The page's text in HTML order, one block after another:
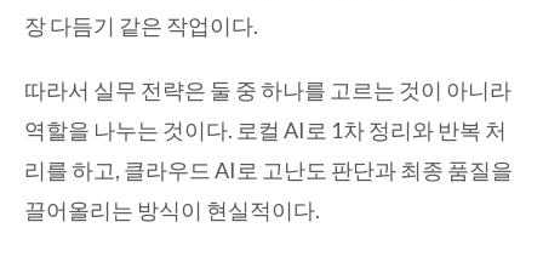
장 다듬기 같은 작업이다.
따라서 실무 전략은 둘 중 하나를 고르는 것이 아니라
역할을 나누는 것이다. 로컬 AI로 1차 정리와 반복 처
리를 하고, 클라우드 AI로 고난도 판단과 최종 품질을
끌어올리는 방식이 현실적이다.